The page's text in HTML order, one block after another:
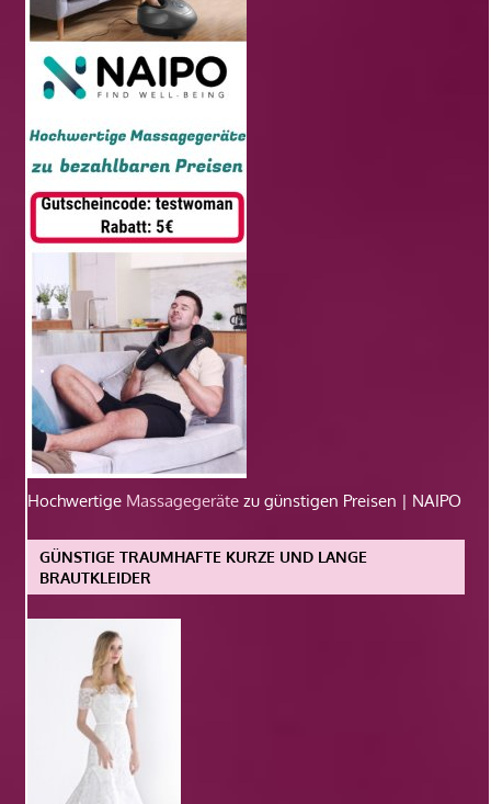
Hochwertige Massagegeräte zu günstigen Preisen | NAIPO
GÜNSTIGE TRAUMHAFTE KURZE UND LANGE
BRAUTKLEIDER